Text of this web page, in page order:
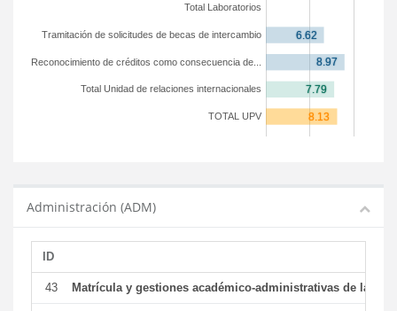
TOTAL UPV
Total Unidad de relaciones internacionales
Reconocimiento de créditos como consecuencia de...
Tramitación de solicitudes de becas de intercambio
Total Laboratorios
Administración (ADM)
ID
43 Matrícula y gestiones académico-administrativas de la